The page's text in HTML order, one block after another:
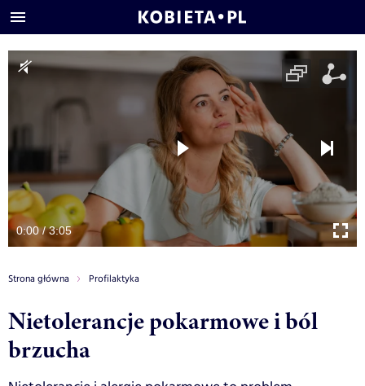
0:00 / 3:05
Strona główna Profilaktyka
Nietolerancje pokarmowe i ból
brzucha